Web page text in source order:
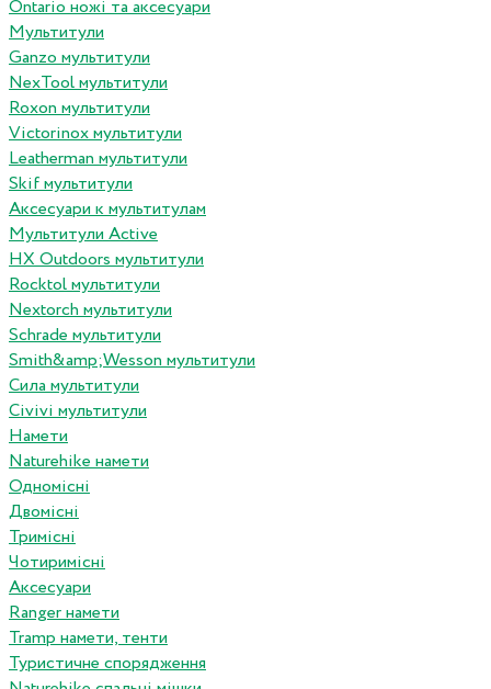
Ontario ножі та аксесуари
Мультитули
Ganzo мультитули
NexTool мультитули
Roxon мультитули
Victorinox мультитули
Leatherman мультитули
Skif мультитули
Аксесуари к мультитулам
Мультитули Active
HX Outdoors мультитули
Rocktol мультитули
Nextorch мультитули
Schrade мультитули
Smith&amp;Wesson мультитули
Сила мультитули
Civivi мультитули
Намети
Naturehike намети
Одномісні
Двомісні
Тримісні
Чотиримісні
Аксесуари
Ranger намети
Tramp намети, тенти
Туристичне спорядження